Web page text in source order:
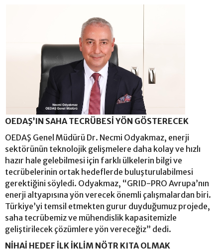
OEDAŞ’IN SAHA TECRÜBESİ YÖN GÖSTERECEK
OEDAŞ Genel Müdürü Dr. Necmi Odyakmaz, enerji
sektörünün teknolojik gelişmelere daha kolay ve hızlı
hazır hale gelebilmesi için farklı ülkelerin bilgi ve
tecrübelerinin ortak hedeflerde buluşturulabilmesi
gerektiğini söyledi. Odyakmaz, “GRID-PRO Avrupa’nın
enerji altyapısına yön verecek önemli çalışmalardan biri.
Türkiye’yi temsil etmekten gurur duyduğumuz projede,
saha tecrübemiz ve mühendislik kapasitemizle
geliştirilecek çözümlere yön vereceğiz” dedi.
NİHAİ HEDEF İLK İKLİM NÖTR KITA OLMAK